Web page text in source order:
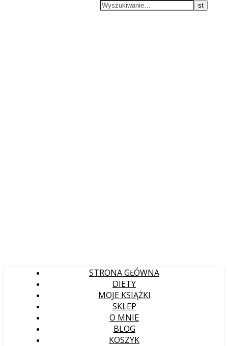
STRONA GŁÓWNA
DIETY
MOJE KSIĄŻKI
SKLEP
O MNIE
BLOG
KOSZYK